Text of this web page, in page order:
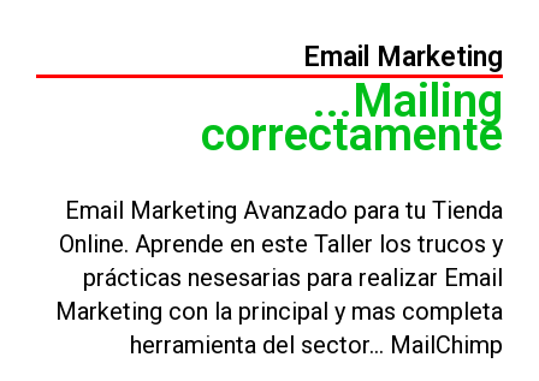
Email Marketing
...Mailing
correctamente
Email Marketing Avanzado para tu Tienda
Online. Aprende en este Taller los trucos y
prácticas nesesarias para realizar Email
Marketing con la principal y mas completa
herramienta del sector… MailChimp